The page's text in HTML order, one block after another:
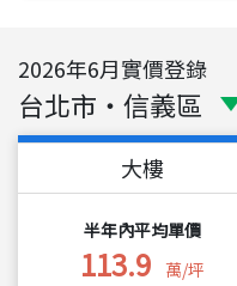
2026年6月實價登錄
台北市 ・ 信義區
大樓
半年內平均單價
113.9 萬/坪